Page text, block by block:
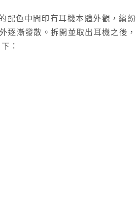
配色中間印有耳機本體外觀，繽紛
逐漸發散。拆開並取出耳機之後，
：